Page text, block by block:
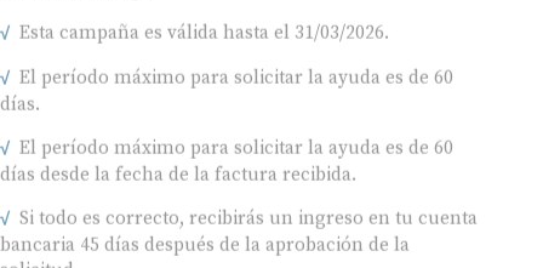
días.
días desde la fecha de la factura recibida.
bancaria 45 días después de la aprobación de la
solicitud.